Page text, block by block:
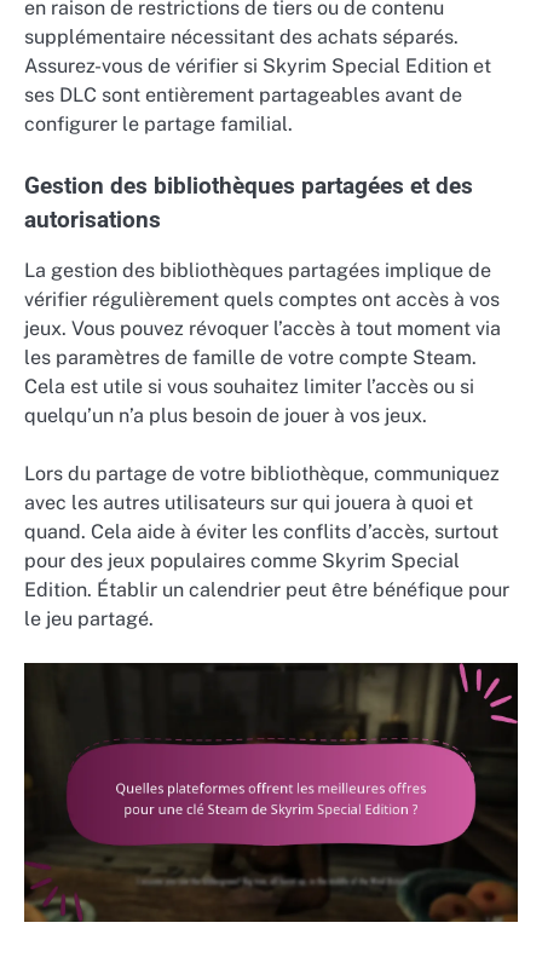
en raison de restrictions de tiers ou de contenu
supplémentaire nécessitant des achats séparés.
Assurez-vous de vérifier si Skyrim Special Edition et
ses DLC sont entièrement partageables avant de
configurer le partage familial.
Gestion des bibliothèques partagées et des
autorisations
La gestion des bibliothèques partagées implique de
vérifier régulièrement quels comptes ont accès à vos
jeux. Vous pouvez révoquer l’accès à tout moment via
les paramètres de famille de votre compte Steam.
Cela est utile si vous souhaitez limiter l’accès ou si
quelqu’un n’a plus besoin de jouer à vos jeux.
Lors du partage de votre bibliothèque, communiquez
avec les autres utilisateurs sur qui jouera à quoi et
quand. Cela aide à éviter les conflits d’accès, surtout
pour des jeux populaires comme Skyrim Special
Edition. Établir un calendrier peut être bénéfique pour
le jeu partagé.